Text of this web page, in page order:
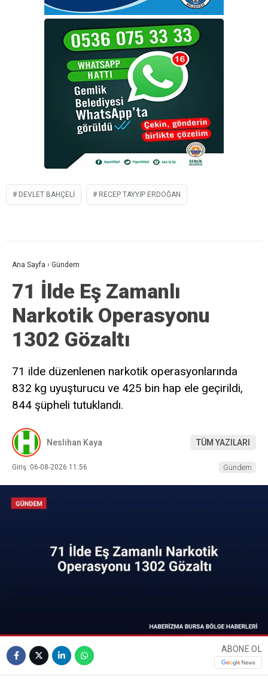
DEVLET BAHÇELI RECEP TAYYIP ERDOĞAN
Ana Sayfa › Gündem
71 İlde Eş Zamanlı
Narkotik Operasyonu
1302 Gözaltı
71 ilde düzenlenen narkotik operasyonlarında
832 kg uyuşturucu ve 425 bin hap ele geçirildi,
844 şüpheli tutuklandı.
Neslihan Kaya TÜM YAZILARI
Giriş: 06-08-2026 11:56 Gündem
ABONE OL